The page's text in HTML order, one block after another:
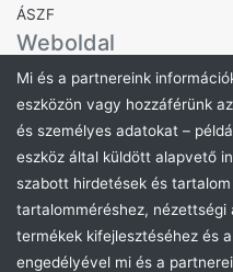
ÁSZF
Weboldal
Hírdetmények
Rólunk
Támogatás
Elérhetőség
Kapcsolatfelvétel
GYIK
Feliratkozom az Eduvizig
Mi és a partnereink
eszközön vagy hozzáférünk
és személyes adatokat –
eszköz által küldött alapvető
szabott hirdetések és
tartalomméréshez,
termékek kifejlesztéséhez és
engedélyével mi és a